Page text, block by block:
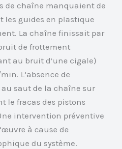
de chaîne manquaient de
les guides en plastique
La chaîne finissait par
de frottement
au bruit d’une cigale)
L’absence de
saut de la chaîne sur
le fracas des pistons
intervention préventive
à cause de
du système.